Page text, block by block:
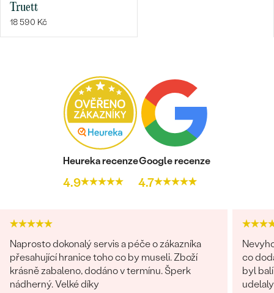
Truett
18 590 Kč
Heureka recenze
4.9
Google recenze
4.7
Naprosto dokonalý servis a péče o zákazníka
přesahující hranice toho co by museli. Zboží
krásně zabaleno, dodáno v termínu. Šperk
nádherný. Velké díky
co
byl